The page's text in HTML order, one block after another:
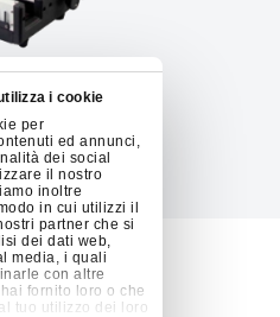
i cookie
per
ed annunci,
dei social
il nostro
inoltre
in cui utilizzi il
partner che si
dei dati web,
media, i quali
con altre
fornito loro o che
tuo utilizzo dei loro
ai clienti